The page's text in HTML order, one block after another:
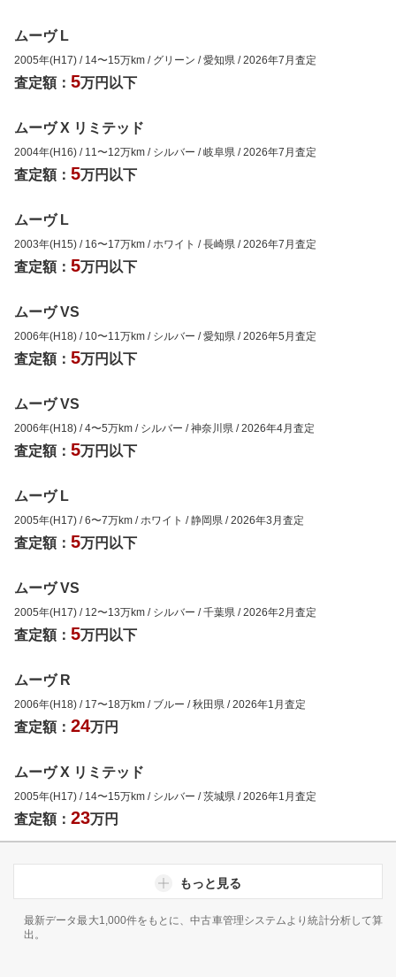
ムーヴ L
2005年(H17) / 14〜15万km / グリーン /愛知県 /2026年7月査定
査定額： 5万円以下
ムーヴ X リミテッド
2004年(H16) / 11 〜12万km / シルバー /岐阜県 /2026年7月査定
査定額： 5万円以下
ムーヴ L
2003年(H15) / 16〜17万km / ホワイト /長崎県 /2026年7月査定
査定額： 5万円以下
ムーヴ VS
2006年(H18) / 10〜11 万km / シルバー /愛知県 /2026年5月査定
査定額： 5万円以下
ムーヴ VS
2006年(H18) /4〜5万km / シルバー /神奈川県 /2026年4月査定
査定額： 5万円以下
ムーヴ L
2005年(H17) /6〜7万km / ホワイト /静岡県 /2026年3月査定
査定額： 5万円以下
ムーヴ VS
2005年(H17) / 12〜13万km / シルバー /千葉県 /2026年2月査定
査定額： 5万円以下
ムーヴ R
2006年(H18) / 17〜18万km / ブルー /秋田県 /2026年1月査定
査定額： 24万円
ムーヴ X リミテッド
2005年(H17) / 14〜15万km / シルバー /茨城県 /2026年1月査定
査定額： 23万円
もっと見る
最新データ最大1,000件をもとに、中古車管理システムより統計分析して算
出。